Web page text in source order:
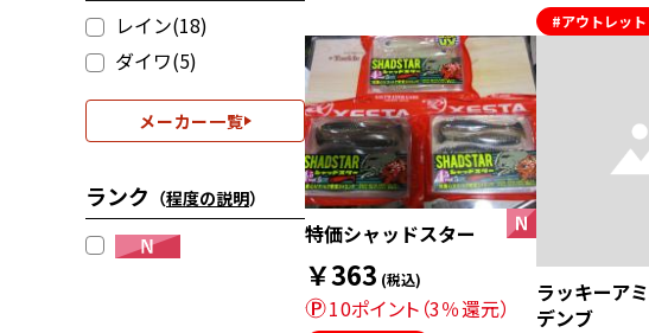
レイン(18)
ダイワ(5)
メーカー一覧
ランク （程度の説明）
#アウトレット
特価シャッドスター
￥363 (税込)
10ポイント（3％還元）
ラッキーア
デンブ